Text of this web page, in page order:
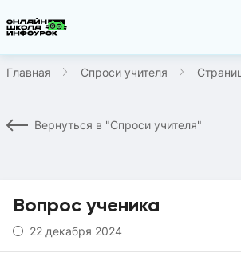
Главная Спроси учителя
Вернуться в "Спроси учителя"
Вопрос ученика
22 декабря 2024